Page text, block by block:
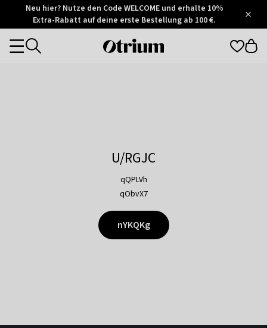
Otrium
Trustpilot
Neu hier? Nutze den Code WELCOME und erhalte 10%
Extra-Rabatt auf deine erste Bestellung ab 100 €.
Otrium
Categories
U/RGJC
qQPLVh
qObvX7
nYKQKg